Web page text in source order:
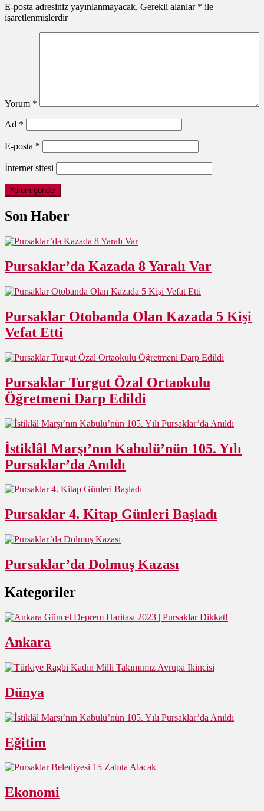
E-posta adresiniz yayınlanmayacak. Gerekli alanlar * ile
işaretlenmişlerdir
Yorum *
Ad *
E-posta *
İnternet sitesi
Son Haber
Pursaklar’da Kazada 8 Yaralı Var
Pursaklar Otobanda Olan Kazada 5 Kişi
Vefat Etti
Pursaklar Turgut Özal Ortaokulu
Öğretmeni Darp Edildi
İstiklâl Marşı’nın Kabulü’nün 105. Yılı
Pursaklar’da Anıldı
Pursaklar 4. Kitap Günleri Başladı
Pursaklar’da Dolmuş Kazası
Kategoriler
Ankara
Dünya
Eğitim
Ekonomi